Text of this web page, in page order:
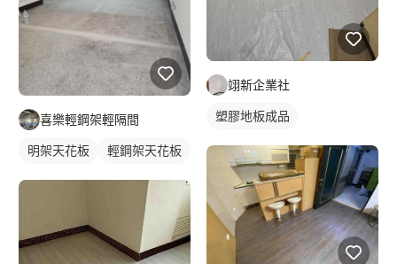
喜樂輕鋼架輕隔間
明架天花板 輕鋼架天花板
翊新企業社
塑膠地板成品